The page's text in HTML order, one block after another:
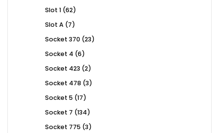
Slot 1 6262
Slot A 77
Socket 370 2323
Socket 4 66
Socket 423 22
Socket 478 33
Socket 5 1717
Socket 7 134134
Socket 775 33